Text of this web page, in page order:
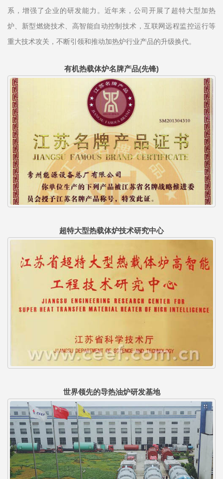
系，增强了企业的研发能力。近年来，公司开展了超特大型加热
炉、新型燃烧技术、高智能自动控制技术，互联网远程监控运行等
重大技术攻关，不断引领和推动加热炉行业产品的升级换代。
有机热载体炉名牌产品(先锋)
超特大型热载体炉技术研究中心
世界领先的导热油炉研发基地